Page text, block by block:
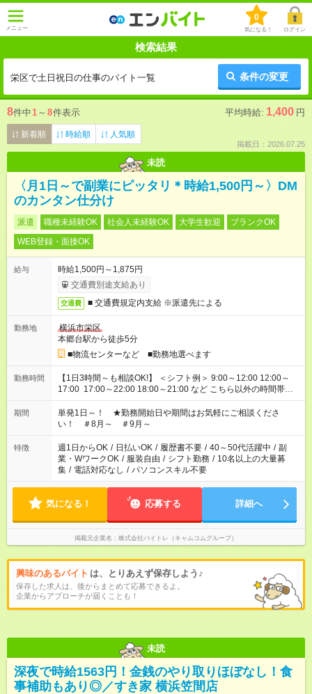
メニュー
0
気になる！ ログイン
検索結果
栄区で土日祝日の仕事のバイト一覧 条件の変更
8件中1 ～ 8件表示 平均時給: 1,400 円
新着順 時給順 人気順
掲載日：2026.07.25
未読
〈月1日～で副業にピッタリ＊時給1,500円～〉DM
のカンタン仕分け
派遣 職種未経験OK 社会人未経験OK 大学生歓迎
ブランクOK
WEB登録・面接OK
給与
時給1,500円～1,875円
交通費別途支給あり
交通費 ■ 交通費規定内支給 ※派遣先による
勤務地
横浜市栄区
本郷台駅から徒歩5分
■物流センターなど ■勤務地選べます
勤務時間
【1日3時間～も相談OK!】 ＜シフト例＞ 9:00～12:00 12:00～
17:00 17:00～22:00 18:00～21:00 など こちら以外の時間帯も
お気軽にご相談ください！
期間
単発1日～！ ★勤務開始日や期間はお気軽にご相談くださ
い！ ＃8月～ ＃9月～
特徴 週1日からOK / 日払いOK / 履歴書不要 / 40～50代活躍中 / 副
業・WワークOK / 服装自由 / シフト勤務 / 10名以上の大量募
集 / 電話対応なし / パソコンスキル不要
気になる！ 応募する 詳細へ
掲載元企業名 株式会社バイトレ（キャムコムグループ）
興味のあるバイト は、とりあえず保存しよう♪
保存した求人は、後からまとめて応募できるよ。
企業からアプローチが届くことも！
未読
深夜で時給1563円！金銭のやり取りほぼなし！食
事補助もあり◎／すき家 横浜笠間店